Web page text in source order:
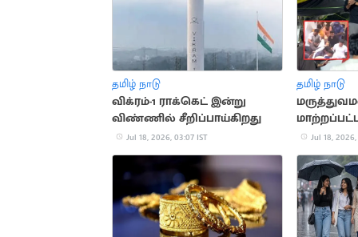
தமிழ் நாடு
விக்ரம்-1 ராக்கெட் இன்று
விண்ணில் சீறிப்பாய்கிறது
Jul 18, 2026, 03:07 IST
தமிழ் நாடு
சோனம்
Jul 18,